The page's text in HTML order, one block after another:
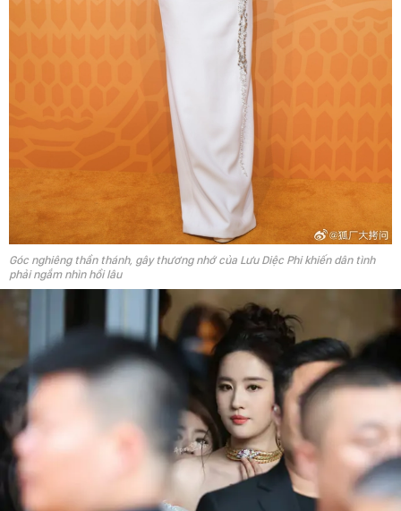
Góc nghiêng thần thánh, gây thương nhớ của Lưu Diệc Phi khiến dân tình
phải ngắm nhìn hồi lâu